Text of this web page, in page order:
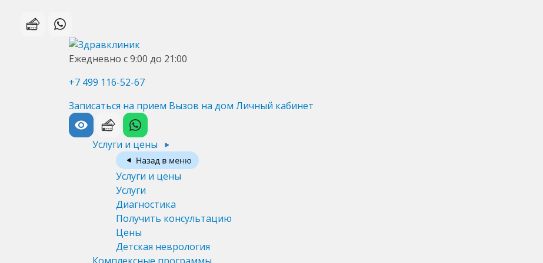
Ежедневно с 9:00 до 21:00
+7 499 116-52-67
Записаться на прием Вызов на дом Личный кабинет
Услуги и цены
Услуги и цены
Услуги
Диагностика
Получить консультацию
Цены
Детская неврология